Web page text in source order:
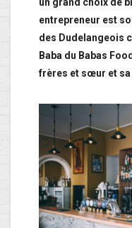
entrepreneur est
des Dudelangeois
Baba du Babas
frères et sœur et sa